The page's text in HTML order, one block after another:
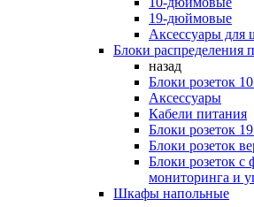
19-дюймовые
Аксессуары для
Блоки распределения
назад
Блоки розеток
Аксессуары
Кабели питания
Блоки розеток
Блоки розеток
Блоки розеток с
мониторинга и
Шкафы напольные